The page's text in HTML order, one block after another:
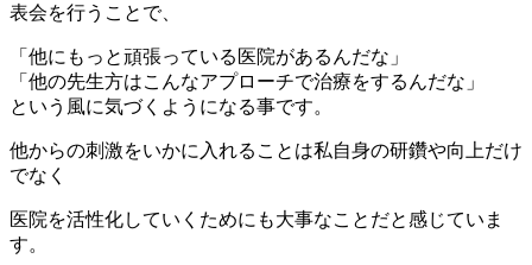
表会を行うことで、
「他にもっと頑張っている医院があるんだな」
「他の先生方はこんなアプローチで治療をするんだな」
という風に気づくようになる事です。
他からの刺激をいかに入れることは私自身の研鑽や向上だけ
でなく
医院を活性化していくためにも大事なことだと感じていま
す。